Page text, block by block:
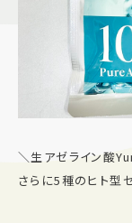
＼生アゼライン酸
さらに5種のヒト型